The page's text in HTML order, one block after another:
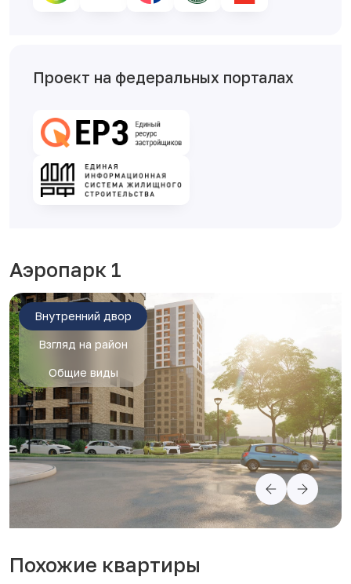
Проект на федеральных порталах
Аэропарк 1
Внутренний двор
Взгляд на район
Общие виды
Похожие квартиры